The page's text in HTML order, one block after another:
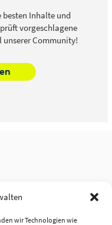
wir Technologien wie
besten Inhalte und
vorgeschlagene
unserer Community!